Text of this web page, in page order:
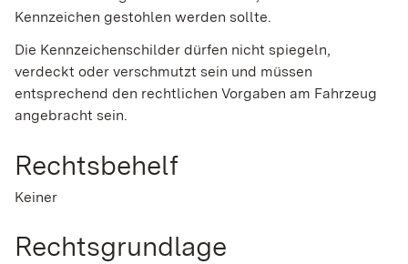
Kennzeichen gestohlen werden sollte.
Die Kennzeichenschilder dürfen nicht spiegeln,
verdeckt oder verschmutzt sein und müssen
entsprechend den rechtlichen Vorgaben am Fahrzeug
angebracht sein.
Rechtsbehelf
Keiner
Rechtsgrundlage